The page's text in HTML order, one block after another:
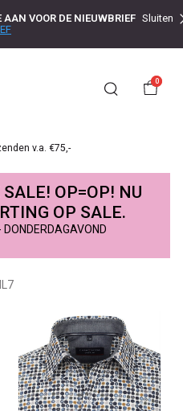
VOOR DE NIEUWBRIEF Sluiten
0
v.a. €75,-
OP=OP! NU
OP SALE.